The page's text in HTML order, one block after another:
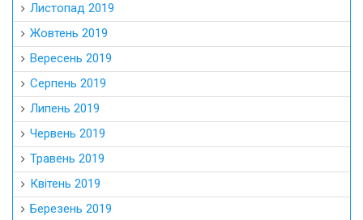
Листопад 2019
Жовтень 2019
Вересень 2019
Серпень 2019
Липень 2019
Червень 2019
Травень 2019
Квітень 2019
Березень 2019